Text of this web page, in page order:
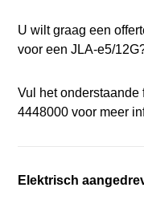
U wilt graag een
voor een JLA-e5/
Vul het
4448000 voor meer
Elektrisch